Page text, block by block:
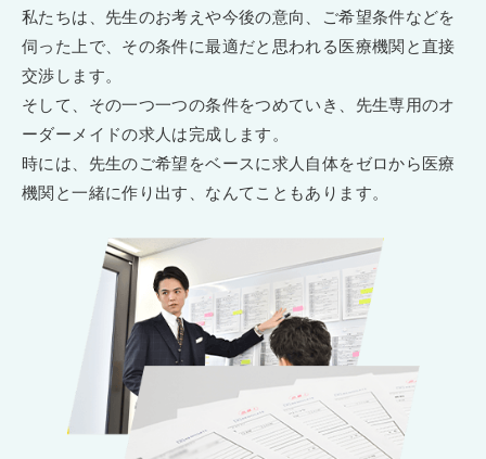
私たちは、先生のお考えや今後の意向、ご希望条件などを
伺った上で、その条件に最適だと思われる医療機関と直接
交渉します。
そして、その一つ一つの条件をつめていき、先生専用のオ
ーダーメイドの求人は完成します。
時には、先生のご希望をベースに求人自体をゼロから医療
機関と一緒に作り出す、なんてこともあります。